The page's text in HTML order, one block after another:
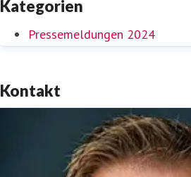
Kategorien
Pressemeldungen 2024
Kontakt